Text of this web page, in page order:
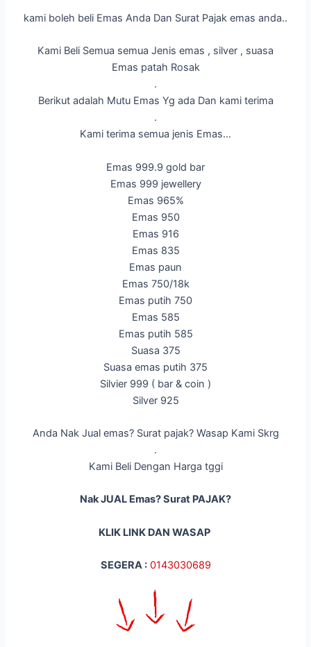
kami boleh beli Emas Anda Dan Surat Pajak emas anda..
Kami Beli Semua semua Jenis emas , silver , suasa
Emas patah Rosak
.
Berikut adalah Mutu Emas Yg ada Dan kami terima
.
Kami terima semua jenis Emas…
Emas 999.9 gold bar
Emas 999 jewellery
Emas 965%
Emas 950
Emas 916
Emas 835
Emas paun
Emas 750/18k
Emas putih 750
Emas 585
Emas putih 585
Suasa 375
Suasa emas putih 375
Silvier 999 ( bar & coin )
Silver 925
Anda Nak Jual emas? Surat pajak? Wasap Kami Skrg
.
Kami Beli Dengan Harga tggi
Nak JUAL Emas? Surat PAJAK?
KLIK LINK DAN WASAP
SEGERA : 0143030689